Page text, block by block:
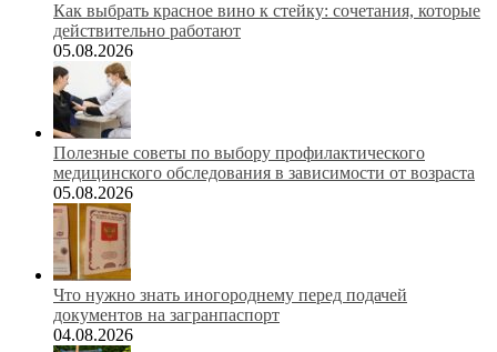
Как выбрать красное вино к стейку: сочетания, которые
действительно работают
05.08.2026
Полезные советы по выбору профилактического
медицинского обследования в зависимости от возраста
05.08.2026
Что нужно знать иногороднему перед подачей
документов на загранпаспорт
04.08.2026